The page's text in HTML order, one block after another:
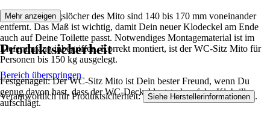
Die Befestigungslöcher des Mito sind 140 bis 170 mm voneinander
entfernt. Das Maß ist wichtig, damit Dein neuer Klodeckel am Ende
auch auf Deine Toilette passt. Notwendiges Montagematerial ist im
Lieferumfang inbegriffen. Korrekt montiert, ist der WC-Sitz Mito für
Personen bis 150 kg ausgelegt.
Festgenagelt: Der WC-Sitz Mito ist Dein bester Freund, wenn Du
genug davon hast, dass der WC-Deckel lautstark auf der Klobrille
aufschlägt.
Mehr anzeigen
Produktsicherheit
Bereich überspringen
Verantwortlich für Produktsicherheit: Siehe Herstellerinformationen .